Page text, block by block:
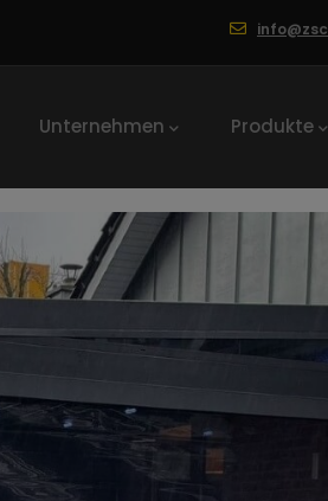
Unternehmen Produkte